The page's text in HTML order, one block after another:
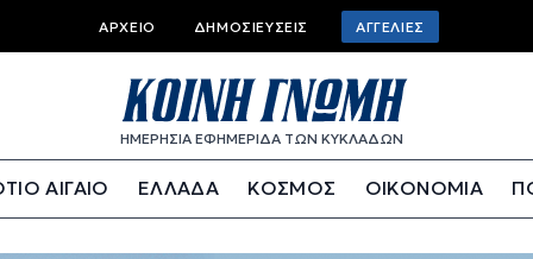
Top
bar
menu
ΑΡΧΕΊΟ ΔΗΜΟΣΙΕΎΣΕΙΣ ΑΓΓΕΛΊΕΣ
ΗΜΕΡΗΣΙΑ ΕΦΗΜΕΡΙΔΑ ΤΩΝ ΚΥΚΛΑΔΩΝ
ΑΙΓΑΙΟ ΕΛΛΑΔΑ ΚΟΣΜΟΣ ΟΙΚΟΝΟΜΙΑ